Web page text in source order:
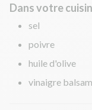
Dans votre
sel
poivre
huile d'olive
vinaigre